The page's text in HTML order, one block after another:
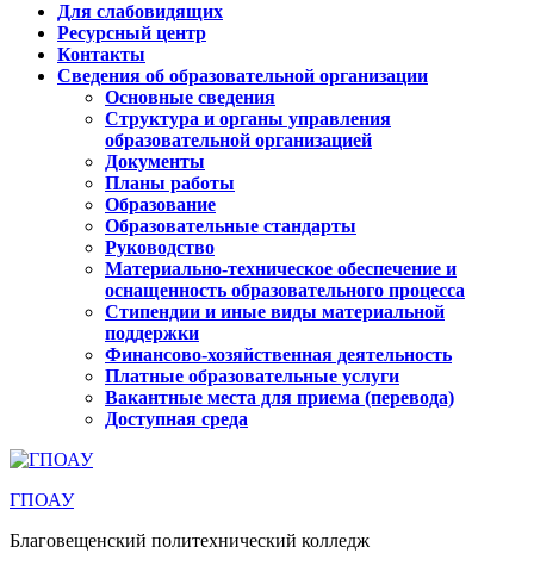
Для слабовидящих
Ресурсный центр
Контакты
Сведения об образовательной организации
Основные сведения
Структура и органы управления
образовательной организацией
Документы
Планы работы
Образование
Образовательные стандарты
Руководство
Материально-техническое обеспечение и
оснащенность образовательного процесса
Стипендии и иные виды материальной
поддержки
Финансово-хозяйственная деятельность
Платные образовательные услуги
Вакантные места для приема (перевода)
Доступная среда
ГПОАУ
Благовещенский политехнический колледж